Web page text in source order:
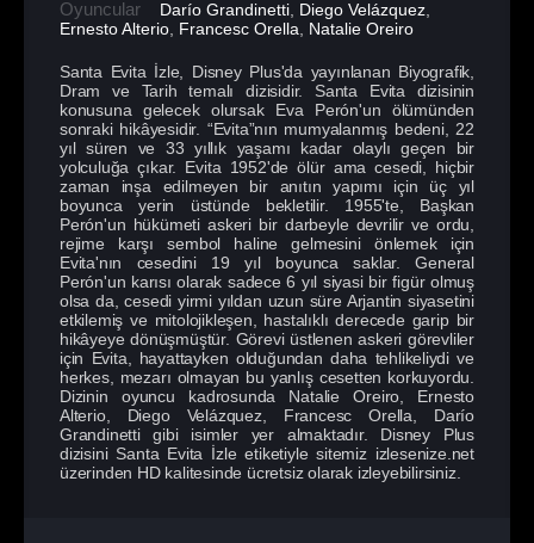
Oyuncular Darío Grandinetti Diego Velázquez
Ernesto Alterio Francesc Orella Natalie Oreiro
Santa Evita İzle, Disney Plus'da yayınlanan Biyografik,
Dram ve Tarih temalı dizisidir. Santa Evita dizisinin
konusuna gelecek olursak Eva Perón'un ölümünden
sonraki hikâyesidir. “Evita”nın mumyalanmış bedeni, 22
yıl süren ve 33 yıllık yaşamı kadar olaylı geçen bir
yolculuğa çıkar. Evita 1952'de ölür ama cesedi, hiçbir
zaman inşa edilmeyen bir anıtın yapımı için üç yıl
boyunca yerin üstünde bekletilir. 1955'te, Başkan
Perón'un hükümeti askeri bir darbeyle devrilir ve ordu,
rejime karşı sembol haline gelmesini önlemek için
Evita'nın cesedini 19 yıl boyunca saklar. General
Perón'un karısı olarak sadece 6 yıl siyasi bir figür olmuş
olsa da, cesedi yirmi yıldan uzun süre Arjantin siyasetini
etkilemiş ve mitolojikleşen, hastalıklı derecede garip bir
hikâyeye dönüşmüştür. Görevi üstlenen askeri görevliler
için Evita, hayattayken olduğundan daha tehlikeliydi ve
herkes, mezarı olmayan bu yanlış cesetten korkuyordu.
Dizinin oyuncu kadrosunda Natalie Oreiro, Ernesto
Alterio, Diego Velázquez, Francesc Orella, Darío
Grandinetti gibi isimler yer almaktadır. Disney Plus
dizisini Santa Evita İzle etiketiyle sitemiz izlesenize.net
üzerinden HD kalitesinde ücretsiz olarak izleyebilirsiniz.